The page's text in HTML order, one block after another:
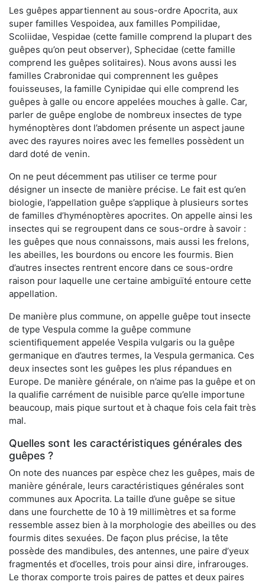
Les guêpes appartiennent au sous-ordre Apocrita, aux
super familles Vespoidea, aux familles Pompilidae,
Scoliidae, Vespidae (cette famille comprend la plupart des
guêpes qu’on peut observer), Sphecidae (cette famille
comprend les guêpes solitaires). Nous avons aussi les
familles Crabronidae qui comprennent les guêpes
fouisseuses, la famille Cynipidae qui elle comprend les
guêpes à galle ou encore appelées mouches à galle. Car,
parler de guêpe englobe de nombreux insectes de type
hyménoptères dont l’abdomen présente un aspect jaune
avec des rayures noires avec les femelles possèdent un
dard doté de venin.
On ne peut décemment pas utiliser ce terme pour
désigner un insecte de manière précise. Le fait est qu’en
biologie, l’appellation guêpe s’applique à plusieurs sortes
de familles d’hyménoptères apocrites. On appelle ainsi les
insectes qui se regroupent dans ce sous-ordre à savoir :
les guêpes que nous connaissons, mais aussi les frelons,
les abeilles, les bourdons ou encore les fourmis. Bien
d’autres insectes rentrent encore dans ce sous-ordre
raison pour laquelle une certaine ambiguïté entoure cette
appellation.
De manière plus commune, on appelle guêpe tout insecte
de type Vespula comme la guêpe commune
scientifiquement appelée Vespila vulgaris ou la guêpe
germanique en d’autres termes, la Vespula germanica. Ces
deux insectes sont les guêpes les plus répandues en
Europe. De manière générale, on n’aime pas la guêpe et on
la qualifie carrément de nuisible parce qu’elle importune
beaucoup, mais pique surtout et à chaque fois cela fait très
mal.
Quelles sont les caractéristiques générales des
guêpes ?
On note des nuances par espèce chez les guêpes, mais de
manière générale, leurs caractéristiques générales sont
communes aux Apocrita. La taille d’une guêpe se situe
dans une fourchette de 10 à 19 millimètres et sa forme
ressemble assez bien à la morphologie des abeilles ou des
fourmis dites sexuées. De façon plus précise, la tête
possède des mandibules, des antennes, une paire d’yeux
fragmentés et d’ocelles, trois pour ainsi dire, infrarouges.
Le thorax comporte trois paires de pattes et deux paires